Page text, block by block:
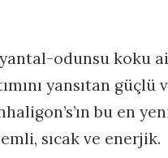
odunsu koku
yansıtan
bu en
sıcak ve enerjik.